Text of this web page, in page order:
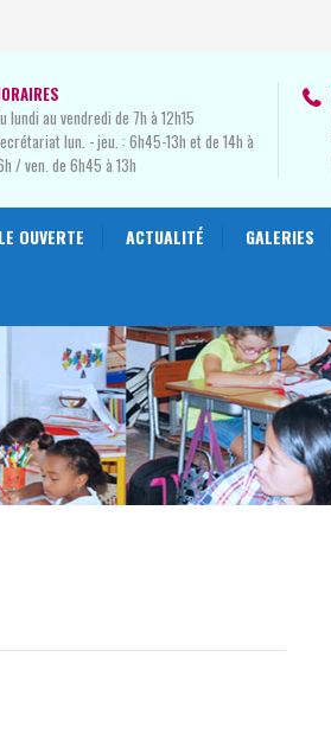
lundi au vendredi de 7h à 12h15
lun. - jeu. : 6h45-13h et de 14h à
/ ven. de 6h45 à 13h
OUVERTE ACTUALITÉ GALERIES